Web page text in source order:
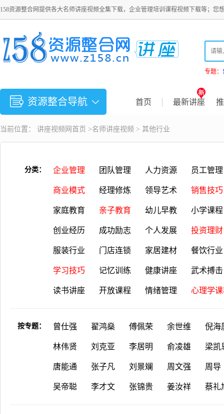
158资源整合网提供各大名师讲座视频全集下载，企业管理培训课程视频下载等；您
专题：
资源整合导航 首页 最新讲座
当前位置： 讲座视频 网首页 >名师讲座视频 > 其他行业
分类： 企业管理 团队管理 人力资源 员工管理
商业模式 经理修炼 领导艺术 销售技巧
家庭教育 亲子教育 幼儿早教 小学课程
创业经历 成功励志 个人发展 投资理财
服装行业 门店连锁 家居建材 餐饮行业
学习技巧 记忆训练 健康讲座 武术搏击
读书讲座 开放课程 情绪管理 心理学
按专题： 曾仕强 翟鸿燊 傅佩荣 余世维 倪海
林伟贤 刘克亚 李居明 俞凌雄 梁凯
唐能通 张子凡 刘景斓 周文强 周导
吴帝聪 李才文 张锦贵 姜汝祥 蔡礼